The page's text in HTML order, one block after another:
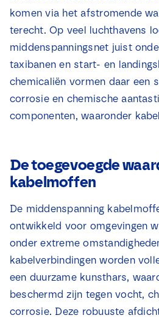
komen via het afstromende
terecht. Op veel luchthavens
middenspanningsnet juist
taxibanen en start- en
chemicaliën vormen daar een
corrosie en chemische
componenten, waaronder
De toegevoegde
kabelmoffen
De middenspanning
ontwikkeld voor omgevingen
onder extreme
kabelverbindingen worden
een duurzame kunsthars,
beschermd zijn tegen vocht,
corrosie. Deze robuuste